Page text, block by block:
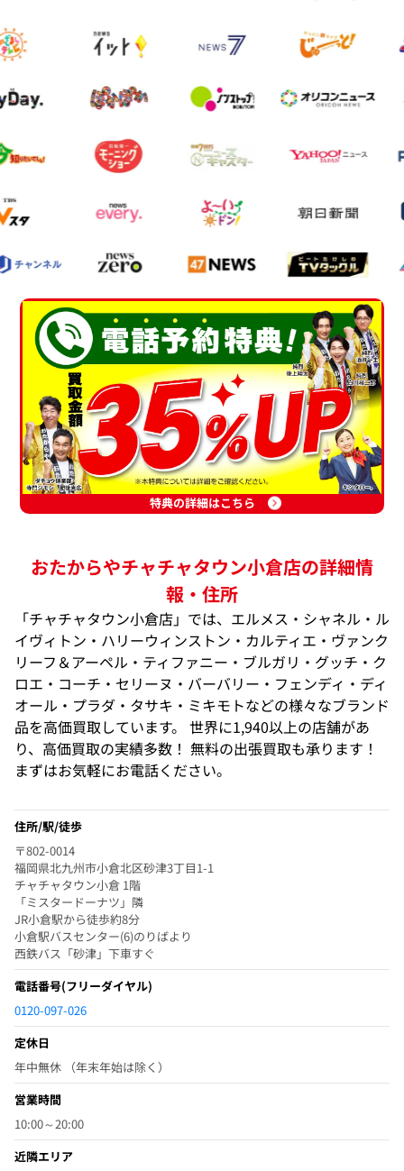
特典の詳細はこちら
おたからやチャチャタウン小倉店の詳細情
報・住所
「チャチャタウン小倉店」では、エルメス・シャネル・ル
イヴィトン・ハリーウィンストン・カルティエ・ヴァンク
リーフ＆アーペル・ティファニー・ブルガリ・グッチ・ク
ロエ・コーチ・セリーヌ・バーバリー・フェンディ・ディ
オール・プラダ・タサキ・ミキモトなどの様々なブランド
品を高価買取しています。 世界に1,940以上の店舗があ
り、高価買取の実績多数！ 無料の出張買取も承ります！
まずはお気軽にお電話ください。
住所/駅/徒歩
〒802-0014
福岡県北九州市小倉北区砂津3丁目1-1
チャチャタウン小倉 1階
「ミスタードーナツ」隣
JR小倉駅から徒歩約8分
小倉駅バスセンター(6)のりばより
西鉄バス「砂津」下車すぐ
電話番号(フリーダイヤル)
0120-097-026
定休日
年中無休 （年末年始は除く）
営業時間
10:00～20:00
近隣エリア